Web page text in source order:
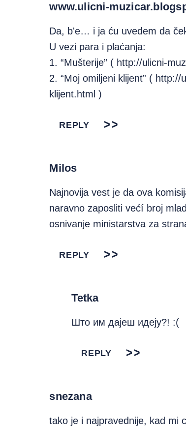
www.ulicni-
Da, b'e… i ja ću uvedem da
U vezi para i plaćanja:
1. “Mušterije” ( http://ulicni-
2. “Moj omiljeni klijent” ( http://
klijent.html )
REPLY
Milos
Najnovija vest je da ova
naravno zaposliti većí broj
osnivanje ministarstva za
REPLY
Tetka
Што им дајеш идеју?! :(
REPLY
snezana
tako je i najpravednije, kad mi